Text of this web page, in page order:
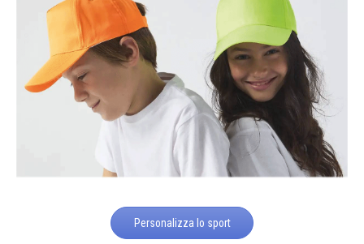
Personalizza lo sport